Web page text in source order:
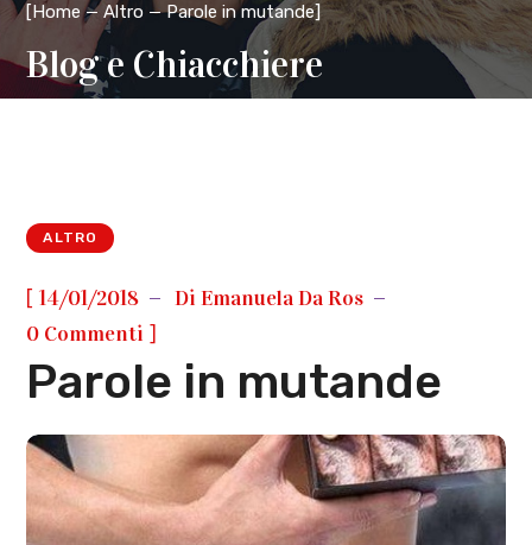
[Home Altro Parole in mutande]
Blog e Chiacchiere
ALTRO
[14/01/2018 DiEmanuela Da Ros
0 Commenti ]
Parole in mutande